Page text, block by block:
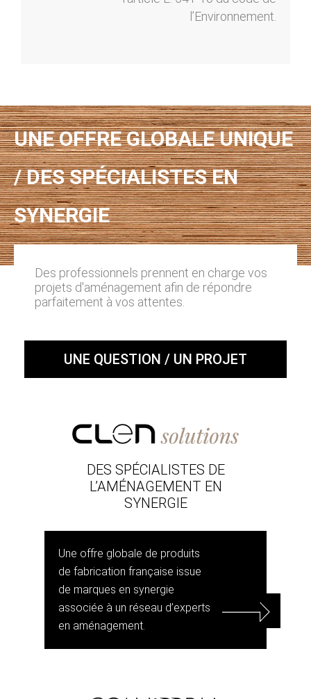
l’Environnement.
UNE OFFRE GLOBALE UNIQUE
/ DES SPÉCIALISTES EN
SYNERGIE
Des professionnels prennent en charge vos
projets d'aménagement afin de répondre
parfaitement à vos attentes.
UNE QUESTION / UN PROJET
DES SPÉCIALISTES DE
L’AMÉNAGEMENT EN
SYNERGIE
Une offre globale de produits
de fabrication française issue
de marques en synergie
associée à un réseau d’experts
en aménagement.